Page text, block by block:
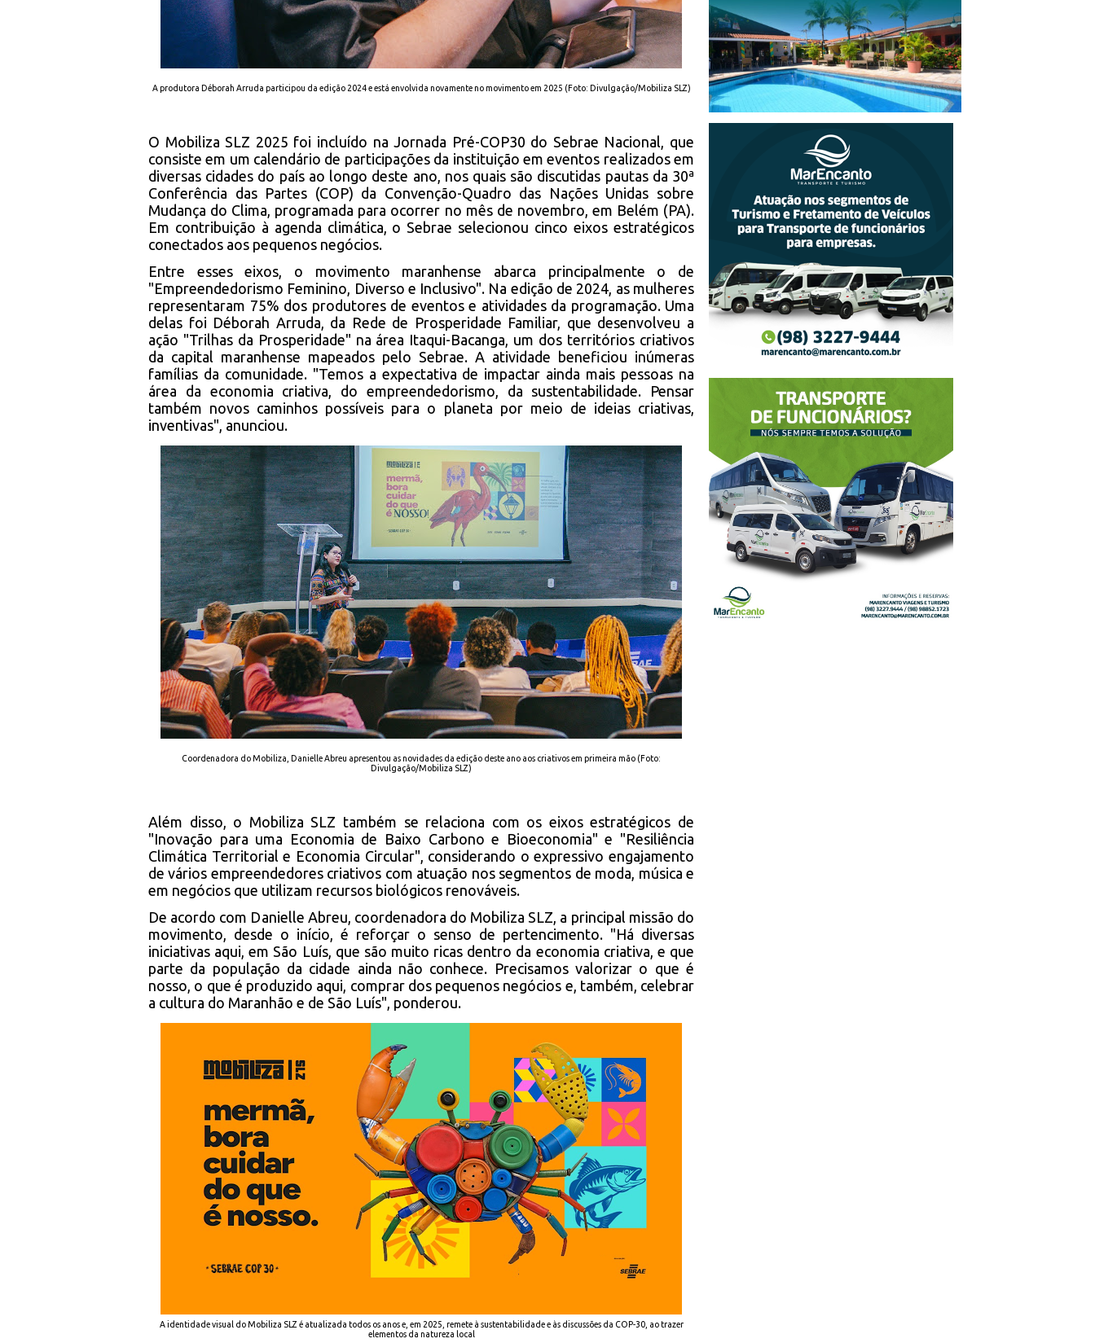
A produtora Déborah Arruda participou da edição 2024 e está envolvida novamente no movimento em 2025 (Foto: Divulgação/Mobiliza SLZ)
O Mobiliza SLZ 2025 foi incluído na Jornada Pré-COP30 do Sebrae Nacional, que
consiste em um calendário de participações da instituição em eventos realizados em
diversas cidades do país ao longo deste ano, nos quais são discutidas pautas da 30ª
Conferência das Partes (COP) da Convenção-Quadro das Nações Unidas sobre
Mudança do Clima, programada para ocorrer no mês de novembro, em Belém (PA).
Em contribuição à agenda climática, o Sebrae selecionou cinco eixos estratégicos
conectados aos pequenos negócios.
Entre esses eixos, o movimento maranhense abarca principalmente o de
"Empreendedorismo Feminino, Diverso e Inclusivo". Na edição de 2024, as mulheres
representaram 75% dos produtores de eventos e atividades da programação. Uma
delas foi Déborah Arruda, da Rede de Prosperidade Familiar, que desenvolveu a
ação "Trilhas da Prosperidade" na área Itaqui-Bacanga, um dos territórios criativos
da capital maranhense mapeados pelo Sebrae. A atividade beneficiou inúmeras
famílias da comunidade. "Temos a expectativa de impactar ainda mais pessoas na
área da economia criativa, do empreendedorismo, da sustentabilidade. Pensar
também novos caminhos possíveis para o planeta por meio de ideias criativas,
inventivas", anunciou.
Coordenadora do Mobiliza, Danielle Abreu apresentou as novidades da edição deste ano aos criativos em primeira mão (Foto:
Divulgação/Mobiliza SLZ)
Além disso, o Mobiliza SLZ também se relaciona com os eixos estratégicos de
"Inovação para uma Economia de Baixo Carbono e Bioeconomia" e "Resiliência
Climática Territorial e Economia Circular", considerando o expressivo engajamento
de vários empreendedores criativos com atuação nos segmentos de moda, música e
em negócios que utilizam recursos biológicos renováveis.
De acordo com Danielle Abreu, coordenadora do Mobiliza SLZ, a principal missão do
movimento, desde o início, é reforçar o senso de pertencimento. "Há diversas
iniciativas aqui, em São Luís, que são muito ricas dentro da economia criativa, e que
parte da população da cidade ainda não conhece. Precisamos valorizar o que é
nosso, o que é produzido aqui, comprar dos pequenos negócios e, também, celebrar
a cultura do Maranhão e de São Luís", ponderou.
A identidade visual do Mobiliza SLZ é atualizada todos os anos e, em 2025, remete à sustentabilidade e às discussões da COP-30, ao trazer
elementos da natureza local